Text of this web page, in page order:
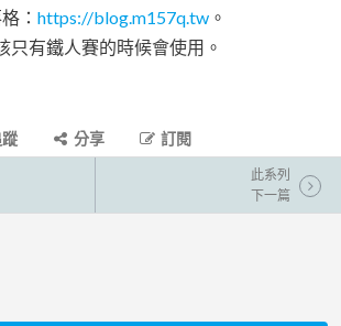
： https://blog.m157q.tw 。
只有鐵人賽的時候會使用。
分享 訂閱
此系列
下一篇